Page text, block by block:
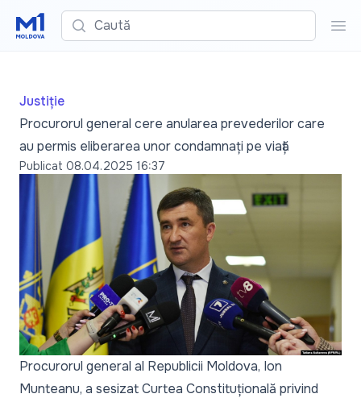
Caută
Justiție
Procurorul general cere anularea prevederilor care
au permis eliberarea unor condamnați pe viață
Publicat 08.04.2025 16:37
Procurorul general al Republicii Moldova, Ion
Munteanu, a sesizat Curtea Constituțională privind